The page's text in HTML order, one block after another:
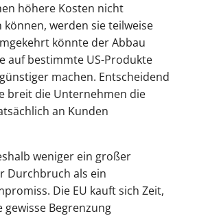
höhere Kosten nicht
werden sie teilweise
könnte der Abbau
auf bestimmte US-Produkte
machen. Entscheidend
breit die Unternehmen die
an Kunden
weniger ein großer
Durchbruch als ein
Die EU kauft sich Zeit,
Begrenzung